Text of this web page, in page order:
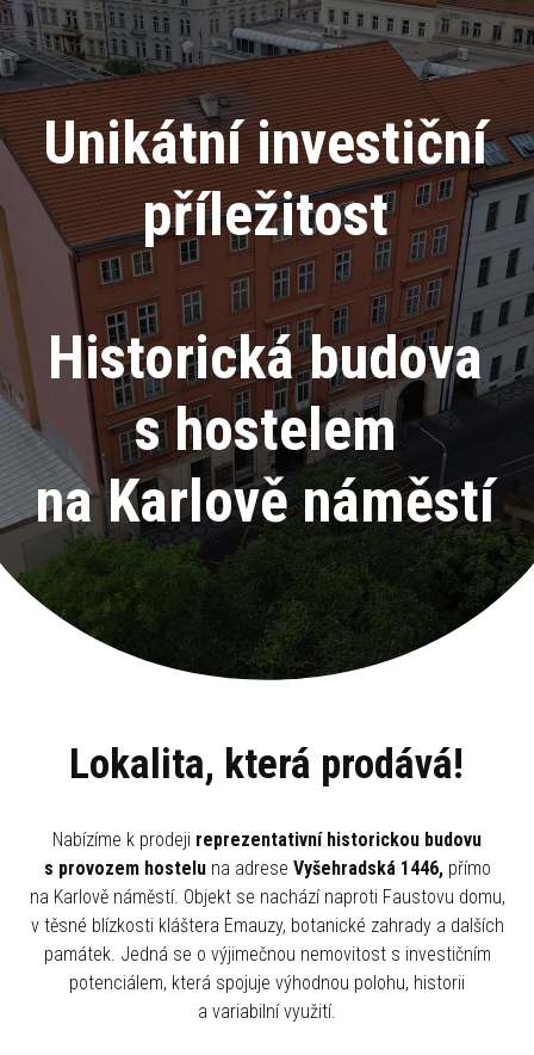
Unikátní investiční
příležitost
Historická budova
s hostelem
na Karlově náměstí
Lokalita, která prodává!
Nabízíme k prodeji reprezentativní historickou budovu
s provozem hosteluna adrese Vyšehradská 1446, přímo
na Karlově náměstí. Objekt se nachází naproti Faustovu domu,
v těsné blízkosti kláštera Emauzy, botanické zahrady a dalších
památek. Jedná se o výjimečnou nemovitost s investičním
potenciálem, která spojuje výhodnou polohu, historii
a variabilní využití.